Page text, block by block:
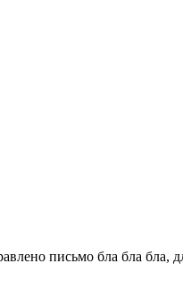
письмо бла бла бла,